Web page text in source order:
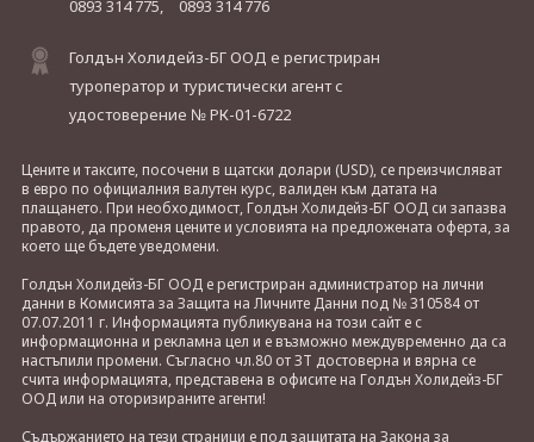
0893 314 775,
0893 314 776
Голдън Холидейз-БГ ООД е регистриран
туроператор и туристически агент с
удостоверение № РК-01-6722
Цените и таксите, посочени в щатски долари (USD), се преизчисляват
в евро по официалния валутен курс, валиден към датата на
плащането. При необходимост, Голдън Холидейз-БГ ООД си запазва
правото, да променя цените и условията на предложената оферта, за
което ще бъдете уведомени.
Голдън Холидейз-БГ ООД е регистриран администратор на лични
данни в Комисията за Защита на Личните Данни под № 310584 от
07.07.2011 г. Информацията публикувана на този сайт е с
информационна и рекламна цел и е възможно междувременно да са
настъпили промени. Съгласно чл.80 от ЗТ достоверна и вярна се
счита информацията, представена в офисите на Голдън Холидейз-БГ
ООД или на оторизираните агенти!
Съдържанието на тези страници е под защитата на Закона за